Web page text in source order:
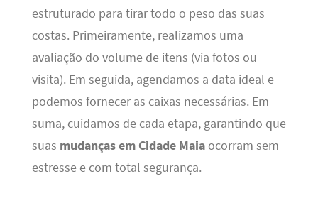
estruturado para tirar todo o peso das suas
costas. Primeiramente, realizamos uma
avaliação do volume de itens (via fotos ou
visita). Em seguida, agendamos a data ideal e
podemos fornecer as caixas necessárias. Em
suma, cuidamos de cada etapa, garantindo que
suas mudanças em Cidade Maiaocorram sem
estresse e com total segurança.